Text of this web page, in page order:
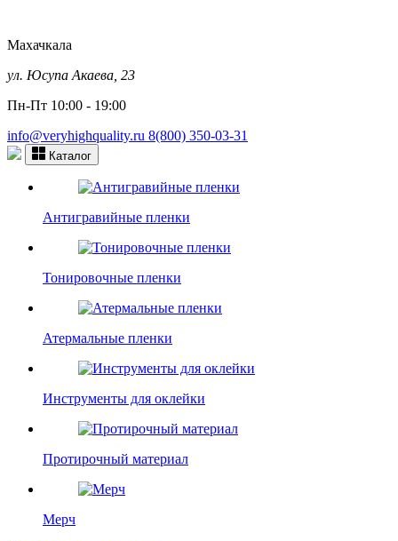
Махачкала
ул. Юсупа Акаева, 23
Пн-Пт 10:00 - 19:00
info@veryhighquality.ru 8(800) 350-03-31
Каталог
Антигравийные пленки
Тонировочные пленки
Атермальные пленки
Инструменты для оклейки
Протирочный материал
Мерч